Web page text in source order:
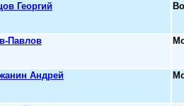
Георгий
Павлов
Андрей